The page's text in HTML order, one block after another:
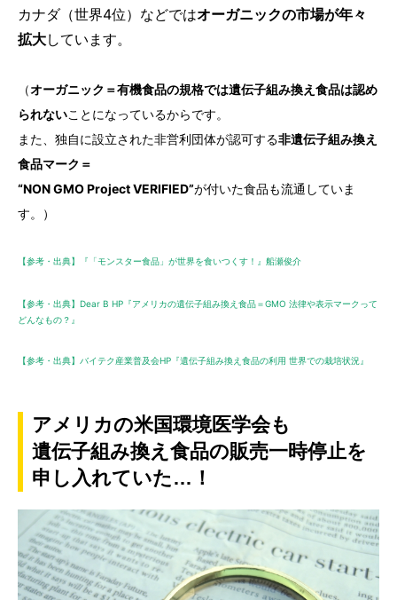
カナダ（世界4位）などではオーガニックの市場が年々
拡大しています。
（オーガニック＝有機食品の規格では遺伝子組み換え食品は認め
られないことになっているからです。
また、独自に設立された非営利団体が認可する非遺伝子組み換え
食品マーク＝
“NON GMO Project VERIFIED”が付いた食品も流通していま
す。）
【参考・出典】『「モンスター食品」が世界を食いつくす！』船瀬俊介
【参考・出典】Dear B HP『アメリカの遺伝子組み換え食品＝GMO 法律や表示マークって
どんなもの？』
【参考・出典】バイテク産業普及会HP『遺伝子組み換え食品の利用 世界での栽培状況』
アメリカの米国環境医学会も
遺伝子組み換え食品の販売一時停止を
申し入れていた…！